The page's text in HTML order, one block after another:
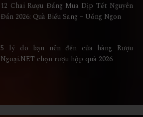
12 Chai Rượu Đáng Mua Dịp Tết Nguyên
Đán 2026: Quà Biếu Sang – Uống Ngon
5 lý do bạn nên đến cửa hàng Rượu
Ngoại.NET chọn rượu hộp quà 2026